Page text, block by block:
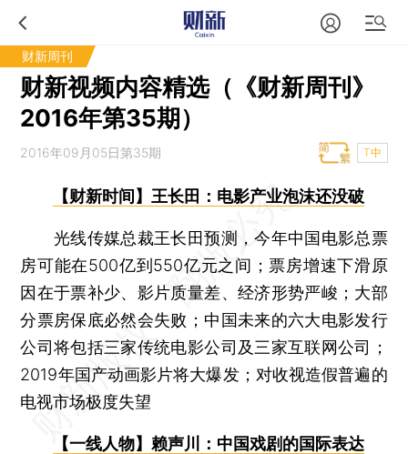
财新周刊
财新视频内容精选（《财新周刊》
2016年第35期）
2016年09月05日第35期 T中
【财新时间】王长田：电影产业泡沫还没破
光线传媒总裁王长田预测，今年中国电影总票
房可能在500亿到550亿元之间；票房增速下滑原
因在于票补少、影片质量差、经济形势严峻；大部
分票房保底必然会失败；中国未来的六大电影发行
公司将包括三家传统电影公司及三家互联网公司；
2019年国产动画影片将大爆发；对收视造假普遍的
电视市场极度失望
【一线人物】赖声川：中国戏剧的国际表达